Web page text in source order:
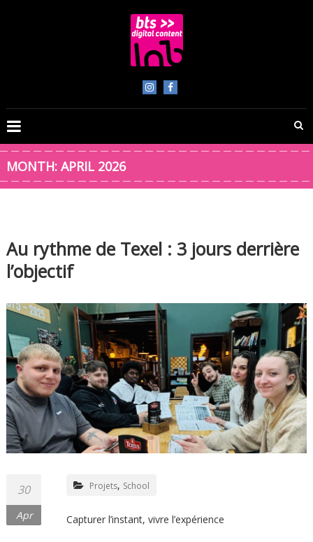
Digital
Content
MONTH: APRIL 2026
Au rythme de Texel : 3 jours derrière
l’objectif
30
Apr
Projets, School
Capturer l’instant, vivre l’expérience